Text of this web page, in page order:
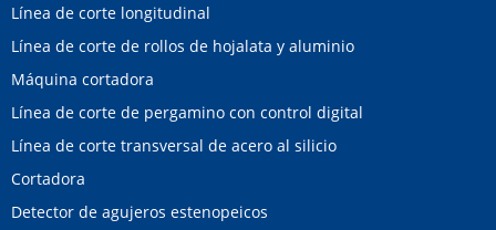
Línea de corte longitudinal
Línea de corte de rollos de hojalata y aluminio
Máquina cortadora
Línea de corte de pergamino con control digital
Línea de corte transversal de acero al silicio
Cortadora
Detector de agujeros estenopeicos